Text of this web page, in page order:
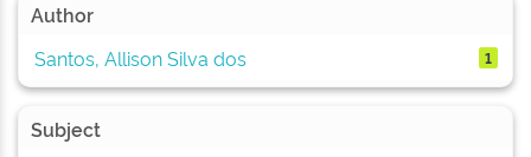
Author
Santos, Allison Silva dos
1
Subject